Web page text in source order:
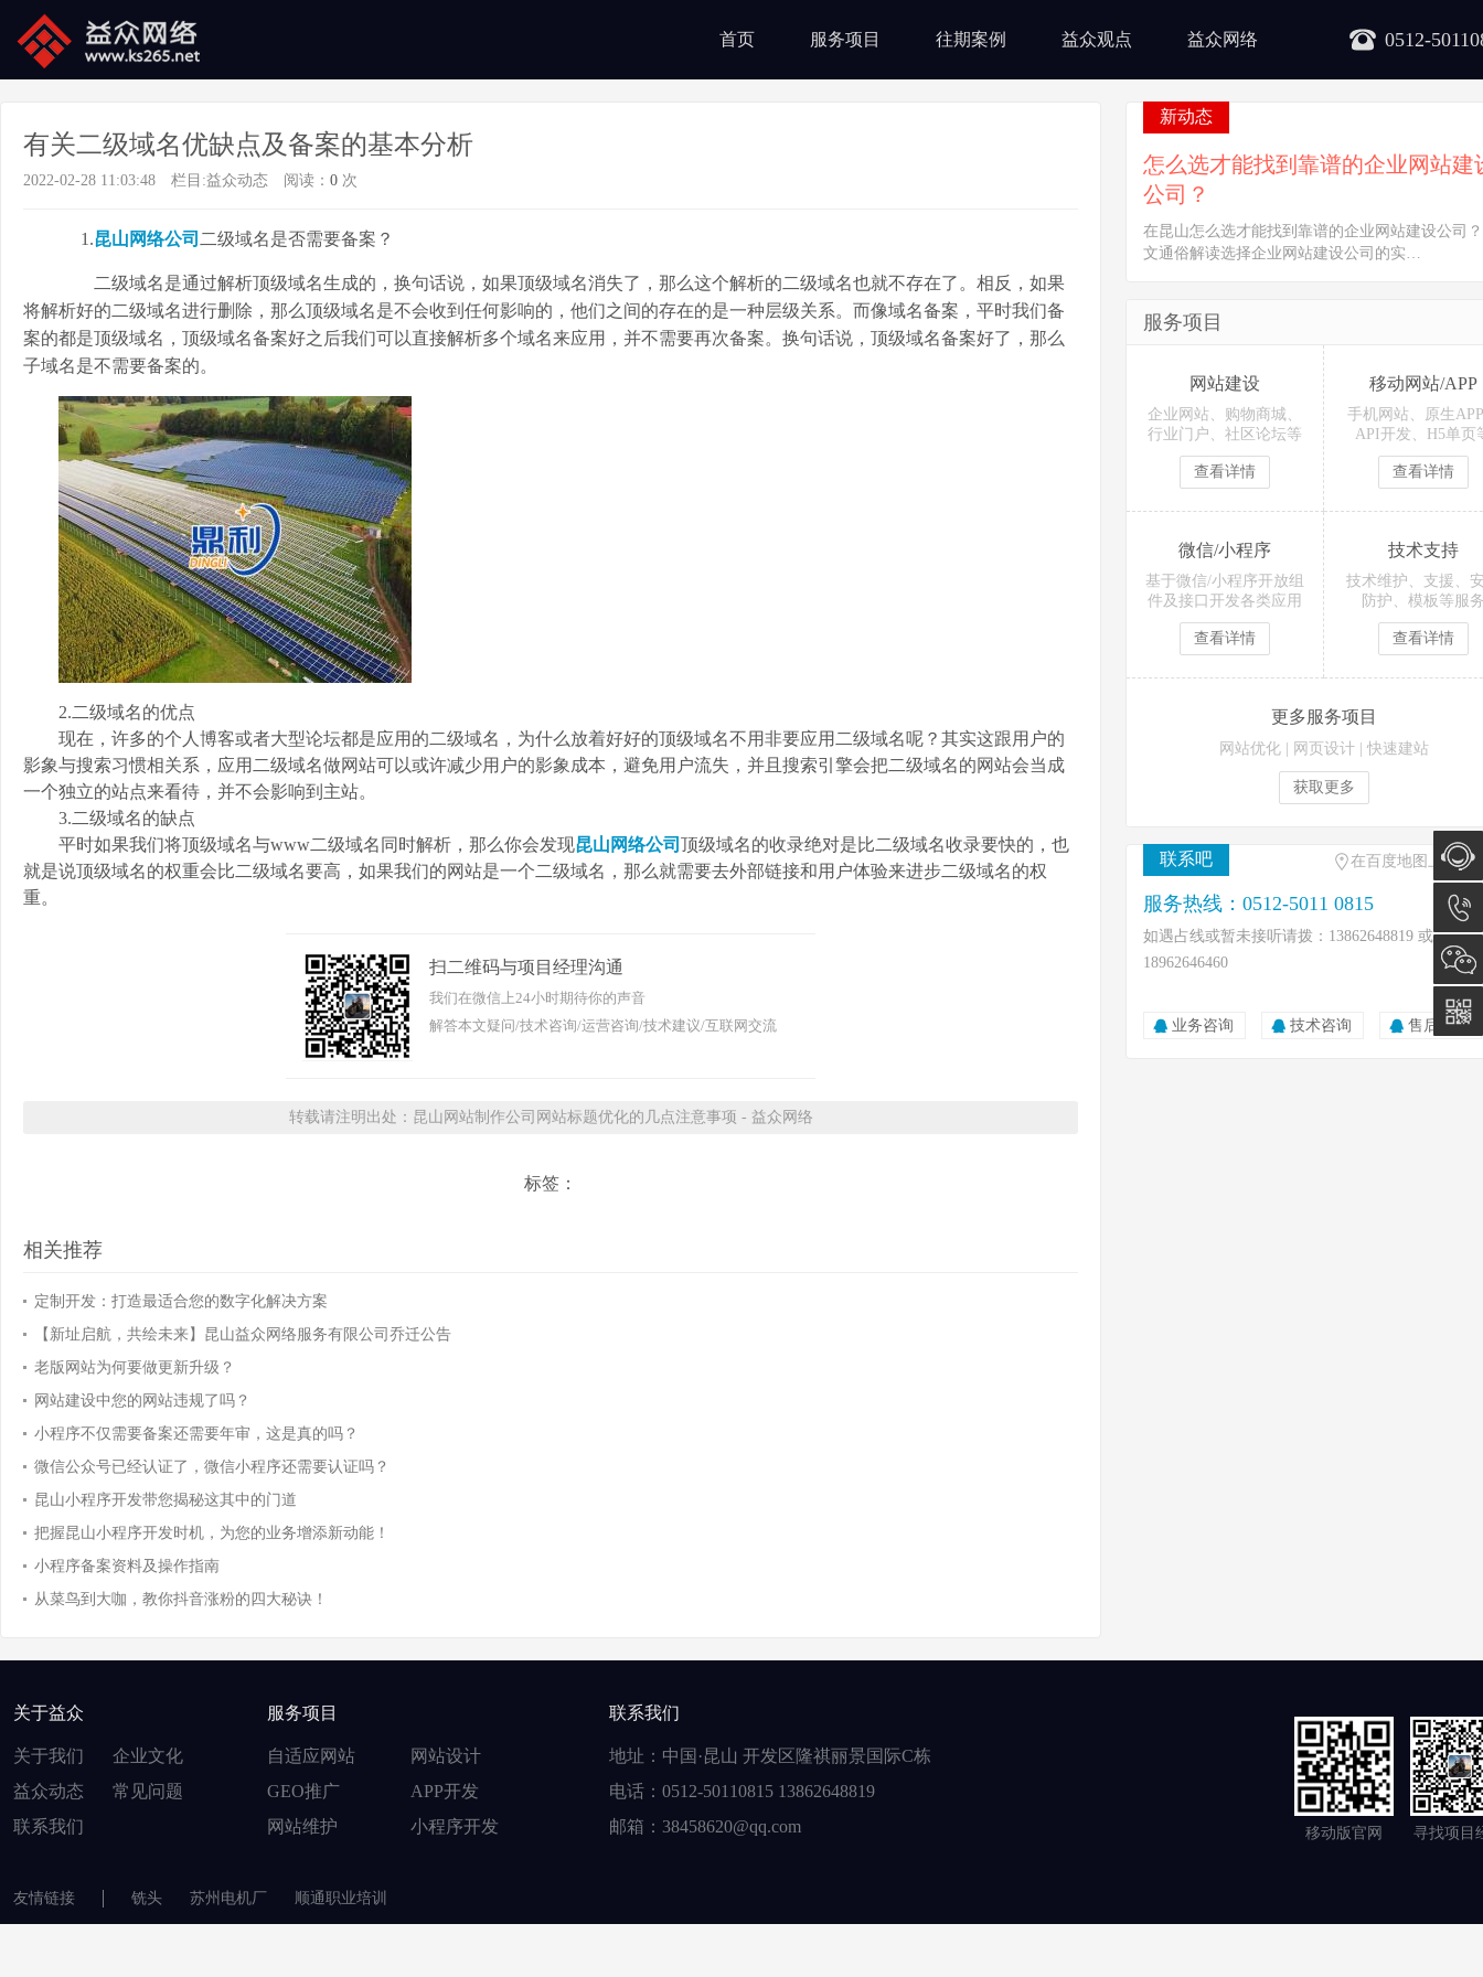
0512-
首页 服务项目 往期案例 益众观点 益众网络
有关二级域名优缺点及备案的基本分析
2022-02-28 11:03:48 栏目:益众动态 阅读： 0 次
1.昆山网络公司 二级域名是否需要备案？
二级域名是通过解析顶级域名生成的，换句话说，如果顶级域名消失了，那么这个解析的二级域名也就不存在了。相反，如果
将解析好的二级域名进行删除，那么顶级域名是不会收到任何影响的，他们之间的存在的是一种层级关系。而像域名备案，平时我们备
案的都是顶级域名，顶级域名备案好之后我们可以直接解析多个域名来应用，并不需要再次备案。换句话说，顶级域名备案好了，那么
子域名是不需要备案的。
2.二级域名的优点
现在，许多的个人博客或者大型论坛都是应用的二级域名，为什么放着好好的顶级域名不用非要应用二级域名呢？其实这跟用户的
影象与搜索习惯相关系，应用二级域名做网站可以或许减少用户的影象成本，避免用户流失，并且搜索引擎会把二级域名的网站会当成
一个独立的站点来看待，并不会影响到主站。
3.二级域名的缺点
平时如果我们将顶级域名与www二级域名同时解析，那么你会发现昆山网络公司 顶级域名的收录绝对是比二级域名收录要快的，也
就是说顶级域名的权重会比二级域名要高，如果我们的网站是一个二级域名，那么就需要去外部链接和用户体验来进步二级域名的权
重。
扫二维码与项目经理沟通
我们在微信上24小时期待你的声音
解答本文疑问/技术咨询/运营咨询/技术建议/互联网交流
转载请注明出处：昆山网站制作公司网站标题优化的几点注意事项 - 益众网络
标签：
相关推荐
定制开发：打造最适合您的数字化解决方案
【新址启航，共绘未来】昆山益众网络服务有限公司乔迁公告
老版网站为何要做更新升级？
网站建设中您的网站违规了吗？
小程序不仅需要备案还需要年审，这是真的吗？
微信公众号已经认证了，微信小程序还需要认证吗？
昆山小程序开发带您揭秘这其中的门道
把握昆山小程序开发时机，为您的业务增添新动能！
小程序备案资料及操作指南
从菜鸟到大咖，教你抖音涨粉的四大秘诀！
新动态
怎么选才能找到靠谱的企业网站建
公司？
在昆山怎么选才能找到靠谱的企业网站建设公司
文通俗解读选择企业网站建设公司的实…
服务项目
网站建设
企业网站、购物商城、
行业门户、社区论坛等
查看详情
移动网站/APP
手机网站、原生
API开发、H5单页
查看详情
微信/小程序
基于微信/小程序开放组
件及接口开发各类应用
查看详情
技术支持
技术维护、支援、
防护、模板等服
查看详情
更多服务项目
网站优化 网页设计 快速建站
获取更多
联系吧 在百度地图上找到
服务热线：0512-5011 0815
如遇占线或暂未接听请拨：13862648819 或
18962646460
业务咨询 技术咨询 售后服务
关于益众
关于我们
企业文化
益众动态
常见问题
联系我们
服务项目
自适应网站
网站设计
GEO推广
APP开发
网站维护
小程序开发
联系我们
地址：中国·昆山 开发区隆祺丽景国际C栋
电话：0512-50110815 13862648819
邮箱：38458620@qq.com
移动版官网 寻找项目
友情链接 铣头 苏州电机厂 顺通职业培训
在线咨
询
0512-
5011